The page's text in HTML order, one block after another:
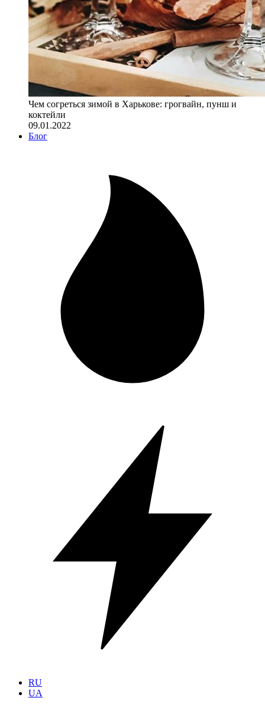
Чем согреться зимой в Харькове: грогвайн, пунш и
коктейли
09.01.2022
Блог
RU
UA